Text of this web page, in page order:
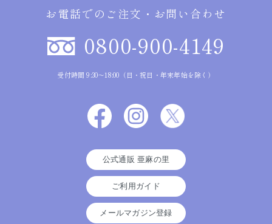
お電話でのご注文・お問い合わせ
0800-900-4149
受付時間 9:30～18:00（日・祝日・年末年始を除く）
公式通販 亜麻の里
ご利用ガイド
メールマガジン登録